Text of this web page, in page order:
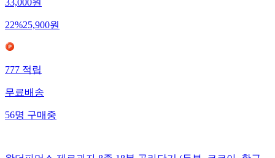
33,000원
22%25,900원
777적립
무료배송
56명구매중